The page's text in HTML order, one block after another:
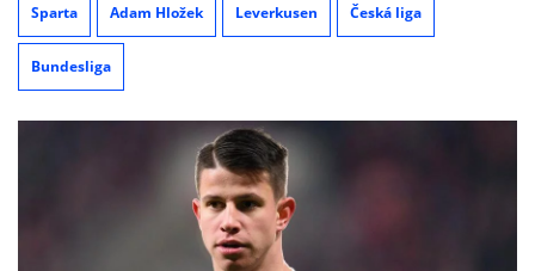
Sparta Adam Hložek Leverkusen Česká liga
Bundesliga